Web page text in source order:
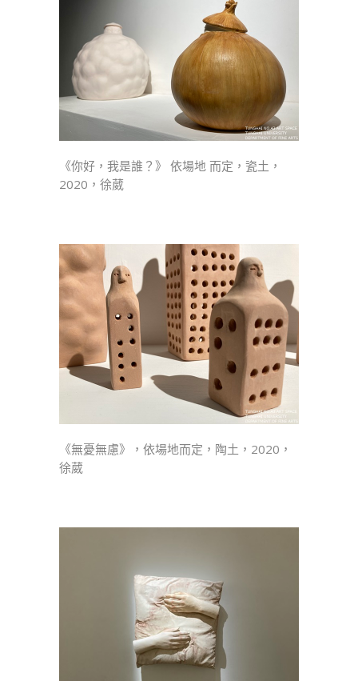
《你好，我是誰？》 依場地 而定，瓷土，
2020，徐葳
《無憂無慮》，依場地而定，陶土，2020，
徐葳